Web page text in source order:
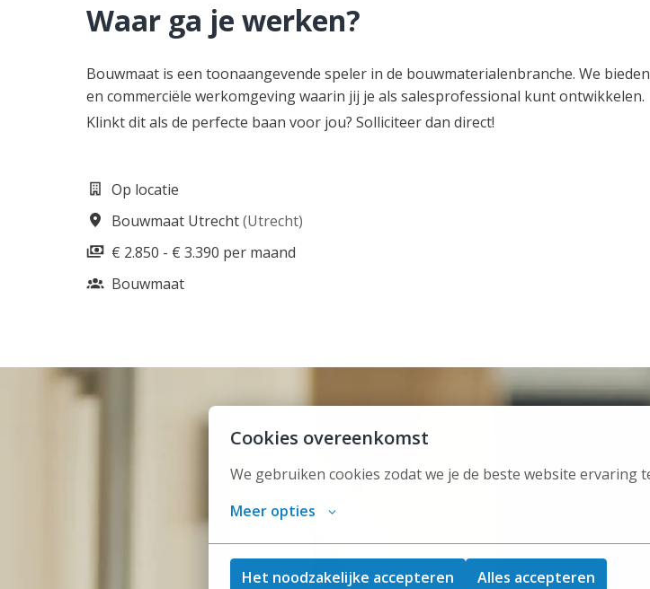
Cookies overeenkomst
We gebruiken cookies zodat we je de beste website ervaring
Meer opties
Het noodzakelijke accepteren Alles accepteren
Waar ga je werken?
Bouwmaat is een toonaangevende speler in de bouwmaterialenbranche. We
en commerciële werkomgeving waarin jij je als salesprofessional kunt ontwikkelen.
Klinkt dit als de perfecte baan voor jou? Solliciteer dan direct!
Op locatie
Bouwmaat Utrecht(Utrecht)
€ 2.850 - € 3.390 per maand
Bouwmaat